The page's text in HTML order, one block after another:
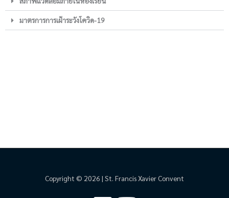
มาตรการการเฝ้าระวังโควิด-19
Copyright © 2026 | St. Francis Xavier Convent